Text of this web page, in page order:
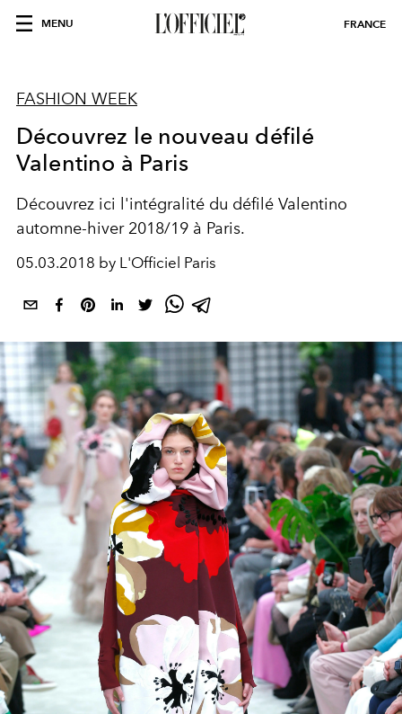
MENU FRANCE
FASHION WEEK
Découvrez le nouveau défilé
Valentino à Paris
Découvrez ici l'intégralité du défilé Valentino
automne-hiver 2018/19 à Paris.
05.03.2018 by L'Officiel Paris